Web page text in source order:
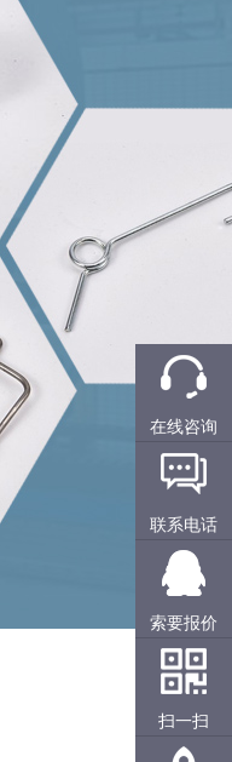
在线咨询
联系电话
索要报价
扫一扫